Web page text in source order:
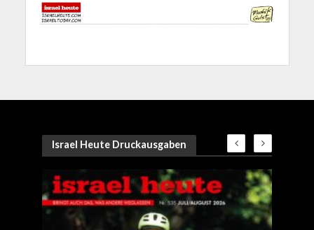
Israel Heute Druckausgaben